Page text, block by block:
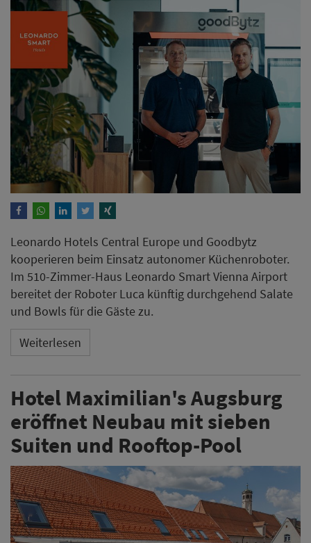
Leonardo Hotels Central Europe und Goodbytz
kooperieren beim Einsatz autonomer Küchenroboter.
Im 510-Zimmer-Haus Leonardo Smart Vienna Airport
bereitet der Roboter Luca künftig durchgehend Salate
und Bowls für die Gäste zu.
Weiterlesen
Hotel Maximilian's Augsburg
eröffnet Neubau mit sieben
Suiten und Rooftop-Pool